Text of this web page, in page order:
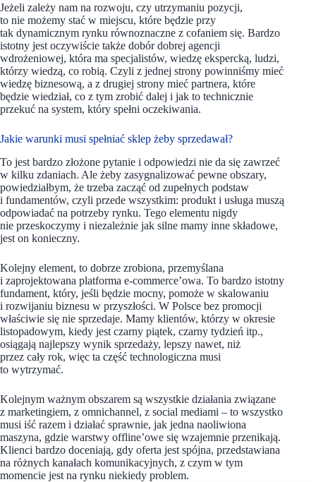
Jeżeli zależy nam na rozwoju, czy utrzymaniu pozycji,
to nie możemy stać w miejscu, które będzie przy
tak dynamicznym rynku równoznaczne z cofaniem się. Bardzo
istotny jest oczywiście także dobór dobrej agencji
wdrożeniowej, która ma specjalistów, wiedzę ekspercką, ludzi,
którzy wiedzą, co robią. Czyli z jednej strony powinniśmy mieć
wiedzę biznesową, a z drugiej strony mieć partnera, które
będzie wiedział, co z tym zrobić dalej i jak to technicznie
przekuć na system, który spełni oczekiwania.
Jakie warunki musi spełniać sklep żeby sprzedawał?
To jest bardzo złożone pytanie i odpowiedzi nie da się zawrzeć
w kilku zdaniach. Ale żeby zasygnalizować pewne obszary,
powiedziałbym, że trzeba zacząć od zupełnych podstaw
i fundamentów, czyli przede wszystkim: produkt i usługa muszą
odpowiadać na potrzeby rynku. Tego elementu nigdy
nie przeskoczymy i niezależnie jak silne mamy inne składowe,
jest on konieczny.
Kolejny element, to dobrze zrobiona, przemyślana
i zaprojektowana platforma e-commerce’owa. To bardzo istotny
fundament, który, jeśli będzie mocny, pomoże w skalowaniu
i rozwijaniu biznesu w przyszłości. W Polsce bez promocji
właściwie się nie sprzedaje. Mamy klientów, którzy w okresie
listopadowym, kiedy jest czarny piątek, czarny tydzień itp.,
osiągają najlepszy wynik sprzedaży, lepszy nawet, niż
przez cały rok, więc ta część technologiczna musi
to wytrzymać.
Kolejnym ważnym obszarem są wszystkie działania związane
z marketingiem, z omnichannel, z social mediami – to wszystko
musi iść razem i działać sprawnie, jak jedna naoliwiona
maszyna, gdzie warstwy offline’owe się wzajemnie przenikają.
Klienci bardzo doceniają, gdy oferta jest spójna, przedstawiana
na różnych kanałach komunikacyjnych, z czym w tym
momencie jest na rynku niekiedy problem.